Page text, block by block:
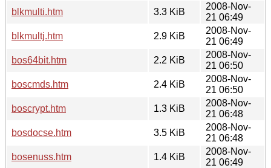
blkmulti.htm
3.3 KiB
2008-Nov-
21 06:49
blkmultj.htm
2.9 KiB
2008-Nov-
21 06:49
bos64bit.htm
2.2 KiB
2008-Nov-
21 06:50
boscmds.htm
2.4 KiB
2008-Nov-
21 06:50
boscrypt.htm
1.3 KiB
2008-Nov-
21 06:48
bosdocse.htm
3.5 KiB
2008-Nov-
21 06:48
bosenuss.htm
1.4 KiB
2008-Nov-
21 06:49